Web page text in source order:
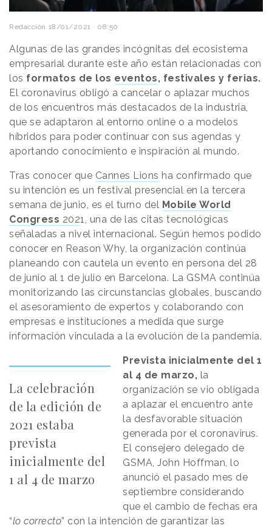
Redacción 18/01/2021 · 08:50
Algunas de las grandes incógnitas del ecosistema
empresarial durante este año están relacionadas con
los formatos de los eventos, festivales y ferias.
El coronavirus obligó a cancelar o aplazar muchos
de los encuentros más destacados de la industria,
que se adaptaron al entorno online o a modelos
híbridos para poder continuar con sus agendas y
aportando conocimiento e inspiración al mundo.
Tras conocer que Cannes Lions ha confirmado que
su intención es un festival presencial en la tercera
semana de junio, es el turno del Mobile World
Congress 2021, una de las citas tecnológicas
señaladas a nivel internacional. Según hemos podido
conocer en Reason Why, la organización continúa
planeando con cautela un evento en persona del 28
de junio al 1 de julio en Barcelona. La GSMA continúa
monitorizando las circunstancias globales, buscando
el asesoramiento de expertos y colaborando con
empresas e instituciones a medida que surge
información vinculada a la evolución de la pandemia.
La celebración
de la edición de
2021 estaba
prevista
inicialmente del
1 al 4 de marzo
Prevista inicialmente del 1
al 4 de marzo, la
organización se vio obligada
a aplazar el encuentro ante
la desfavorable situación
generada por el coronavirus.
El consejero delegado de
GSMA, John Hoffman, lo
anunció el pasado mes de
septiembre considerando
que el cambio de fechas era
“lo correcto” con la intención de garantizar las